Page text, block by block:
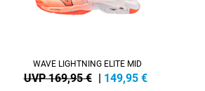
WAVE LIGHTNING ELITE MID
UVP 169,95 € | 149,95 €